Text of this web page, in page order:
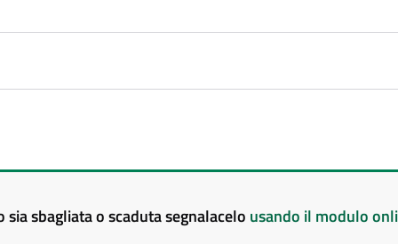
sbagliata o scaduta segnalacelo usando il modulo